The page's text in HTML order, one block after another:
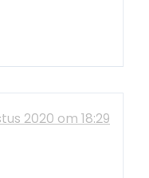
2020 om 18:29